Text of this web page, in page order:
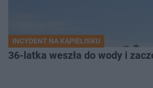
INCYDENT NA KĄPIELISKU
36-latka weszła do wody i